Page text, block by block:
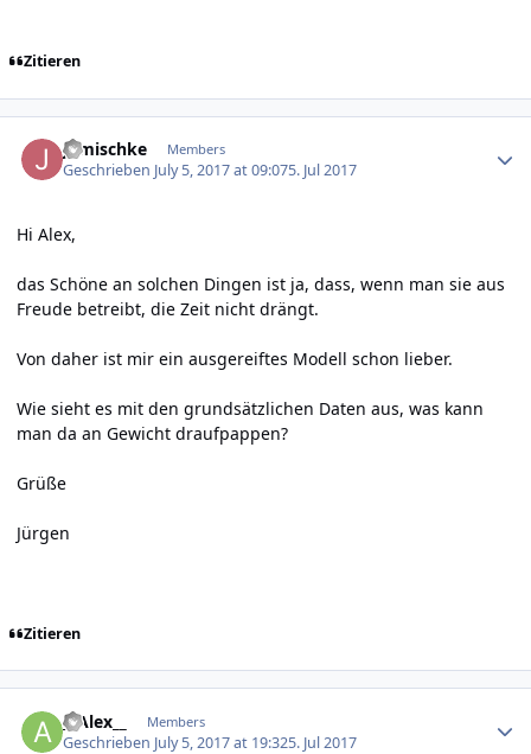
Zitieren
jgmischke Members
Geschrieben July 5, 2017 at 09:075. Jul 2017
Hi Alex,
das Schöne an solchen Dingen ist ja, dass, wenn man sie aus
Freude betreibt, die Zeit nicht drängt.
Von daher ist mir ein ausgereiftes Modell schon lieber.
Wie sieht es mit den grundsätzlichen Daten aus, was kann
man da an Gewicht draufpappen?
Grüße
Jürgen
Zitieren
__Alex__ Members
Geschrieben July 5, 2017 at 19:325. Jul 2017